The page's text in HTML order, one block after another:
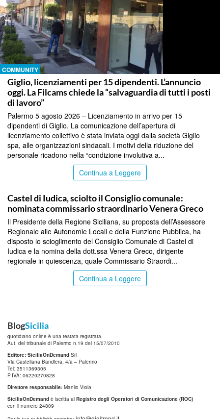
COMMUNITY
Giglio, licenziamenti per 15 dipendenti. L’annuncio
oggi. La Filcams chiede la “salvaguardia di tutti i posti
di lavoro”
Palermo 5 agosto 2026 – Licenziamento in arrivo per 15
dipendenti di Giglio. La comunicazione dell’apertura di
licenziamento collettivo è stata inviata oggi dalla società Giglio
spa, alle organizzazioni sindacali. I motivi della riduzione del
personale ricadono nella “condizione involutiva a...
Continua a Leggere
Castel di Iudica, sciolto il Consiglio comunale:
nominata commissario straordinario Venera Greco
Il Presidente della Regione Siciliana, su proposta dell’Assessore
Regionale alle Autonomie Locali e della Funzione Pubblica, ha
disposto lo scioglimento del Consiglio Comunale di Castel di
Iudica e la nomina della dott.ssa Venera Greco, dirigente
regionale in quiescenza, quale Commissario Straordi...
Continua a Leggere
BlogSicilia
quotidiano online è una testata registrata.
Aut. del tribunale di Palermo n.19 del 15/07/2010
Editore: SiciliaOnDemand Srl
Via Castellana Bandiera, 4/a – Palermo
Tel: 3511369305
P.IVA: 06220270828
Direttore responsabile: Manlio Viola
SiciliaOnDemand è iscritta al Registro degli Operatori di Comunicazione (ROC)
con il numero 24809